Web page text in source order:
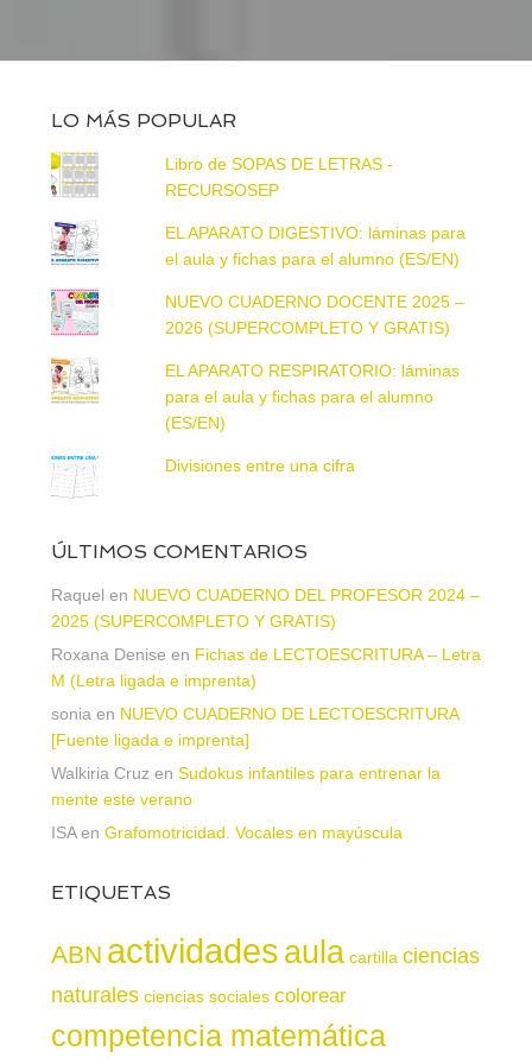
LO MÁS POPULAR
Libro de SOPAS DE LETRAS -
RECURSOSEP
EL APARATO DIGESTIVO: láminas para
el aula y fichas para el alumno (ES/EN)
NUEVO CUADERNO DOCENTE 2025 –
2026 (SUPERCOMPLETO Y GRATIS)
EL APARATO RESPIRATORIO: láminas
para el aula y fichas para el alumno
(ES/EN)
Divisiones entre una cifra
ÚLTIMOS COMENTARIOS
Raquel en NUEVO CUADERNO DEL PROFESOR 2024 –
2025 (SUPERCOMPLETO Y GRATIS)
Roxana Denise en Fichas de LECTOESCRITURA – Letra
M (Letra ligada e imprenta)
sonia en NUEVO CUADERNO DE LECTOESCRITURA
[Fuente ligada e imprenta]
Walkiria Cruz en Sudokus infantiles para entrenar la
mente este verano
ISAen Grafomotricidad. Vocales en mayúscula
ETIQUETAS
ABN actividadesaula cartilla ciencias
naturales ciencias sociales colorear
competencia matemática